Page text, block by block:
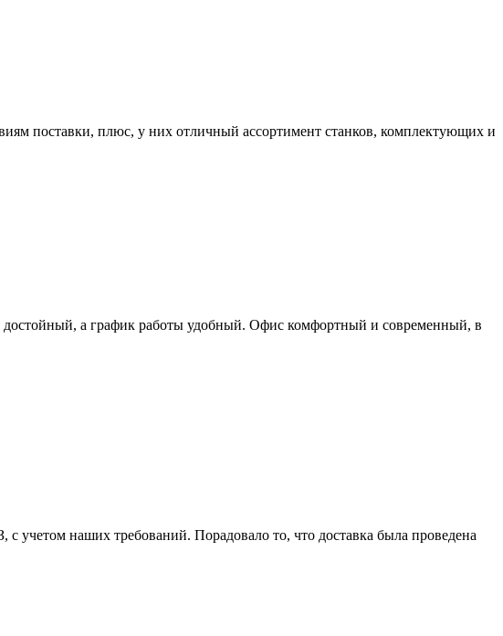
поставки, плюс, у них отличный ассортимент станков, комплектующих и
достойный, а график работы удобный. Офис комфортный и современный, в
учетом наших требований. Порадовало то, что доставка была проведена